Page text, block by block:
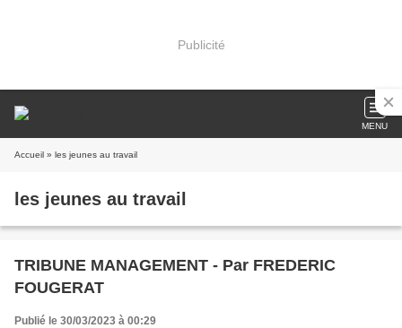
Publicité
MENU
Accueil » les jeunes au travail
les jeunes au travail
TRIBUNE MANAGEMENT - Par FREDERIC
FOUGERAT
Publié le 30/03/2023 à 00:29